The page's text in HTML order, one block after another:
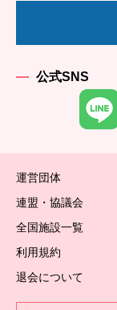
公式SNS
運営団体
連盟・協議会
全国施設一覧
利用規約
退会について